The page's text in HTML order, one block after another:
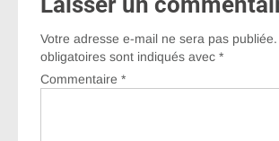
Votre adresse e-mail ne sera pas publiée.
obligatoires sont indiqués avec *
Commentaire *